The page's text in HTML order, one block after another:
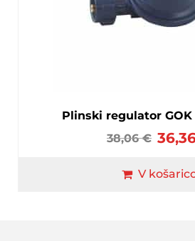
Plinski regulator
38,06€
V